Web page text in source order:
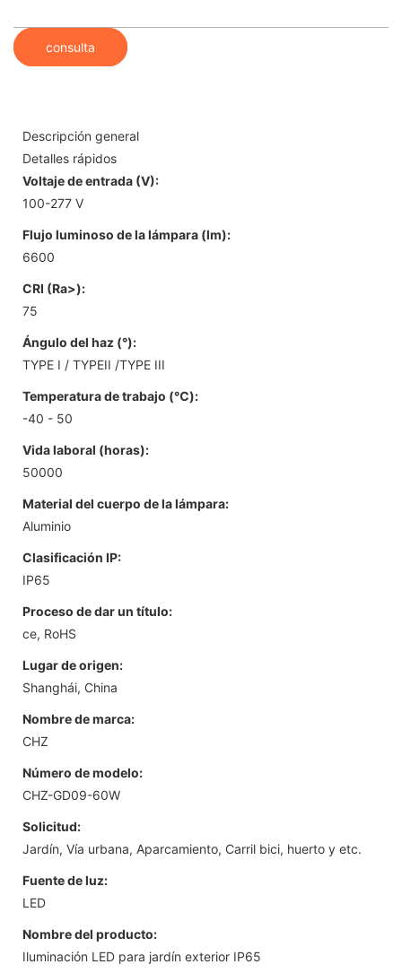
consulta
Descripción general
Detalles rápidos
Voltaje de entrada (V):
100-277 V
Flujo luminoso de la lámpara (lm):
6600
CRI (Ra>):
75
Ángulo del haz (°):
TYPE I / TYPEII /TYPE III
Temperatura de trabajo (℃):
-40 - 50
Vida laboral (horas):
50000
Material del cuerpo de la lámpara:
Aluminio
Clasificación IP:
IP65
Proceso de dar un título:
ce, RoHS
Lugar de origen:
Shanghái, China
Nombre de marca:
CHZ
Número de modelo:
CHZ-GD09-60W
Solicitud:
Jardín, Vía urbana, Aparcamiento, Carril bici, huerto y etc.
Fuente de luz:
LED
Nombre del producto:
Iluminación LED para jardín exterior IP65